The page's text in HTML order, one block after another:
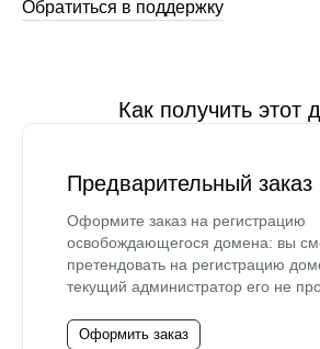
Обратиться в поддержку
Как получить этот
Предварительный заказ
Оформите заказ на регистрацию
освобождающегося домена: вы
претендовать на регистрацию
текущий администратор его не
Оформить заказ